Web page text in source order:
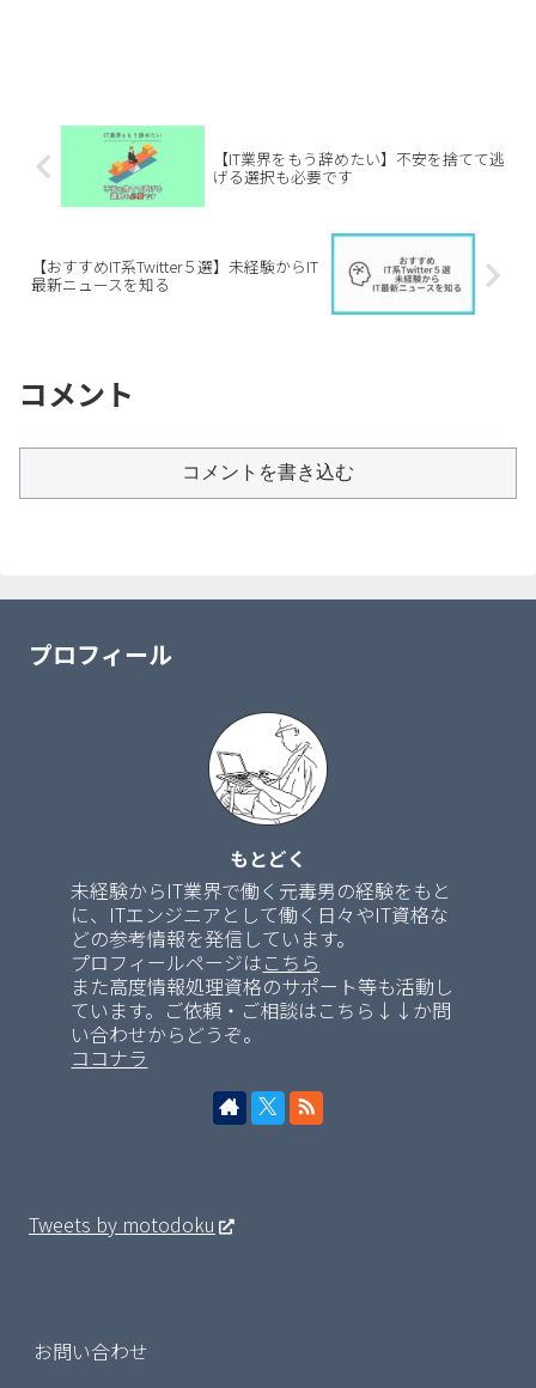
【IT業界をもう辞めたい】不安を捨てて逃
げる選択も必要です
【おすすめIT系Twitter５選】未経験からIT
最新ニュースを知る
コメント
コメントを書き込む
プロフィール
もとどく
未経験からIT業界で働く元毒男の経験をもと
に、ITエンジニアとして働く日々やIT資格な
どの参考情報を発信しています。
プロフィールページはこちら
また高度情報処理資格のサポート等も活動し
ています。ご依頼・ご相談はこちら↓↓か問
い合わせからどうぞ。
ココナラ
Tweets by motodoku
お問い合わせ